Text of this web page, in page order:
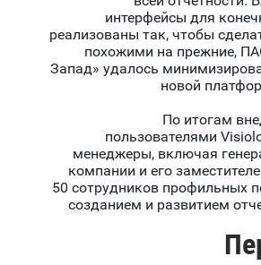
интерфейсы для
реализованы так, чтобы
похожими на прежние,
Запад» удалось
новой
По итогам
пользователями
менеджеры, включая
компании и его
50 сотрудников профильных
созданием и развитием